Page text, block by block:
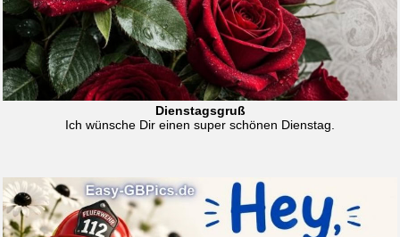
Dienstagsgruß
Ich wünsche Dir einen super schönen Dienstag.